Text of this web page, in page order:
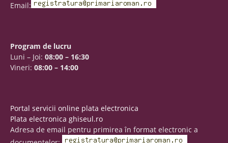
Email:
Program de lucru
Luni – Joi: 08:00 – 16:30
Vineri: 08:00 – 14:00
Portal servicii online plata electronica
Plata electronica ghiseul.ro
Adresa de email pentru primirea în format electronic a